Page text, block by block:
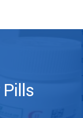
Pills